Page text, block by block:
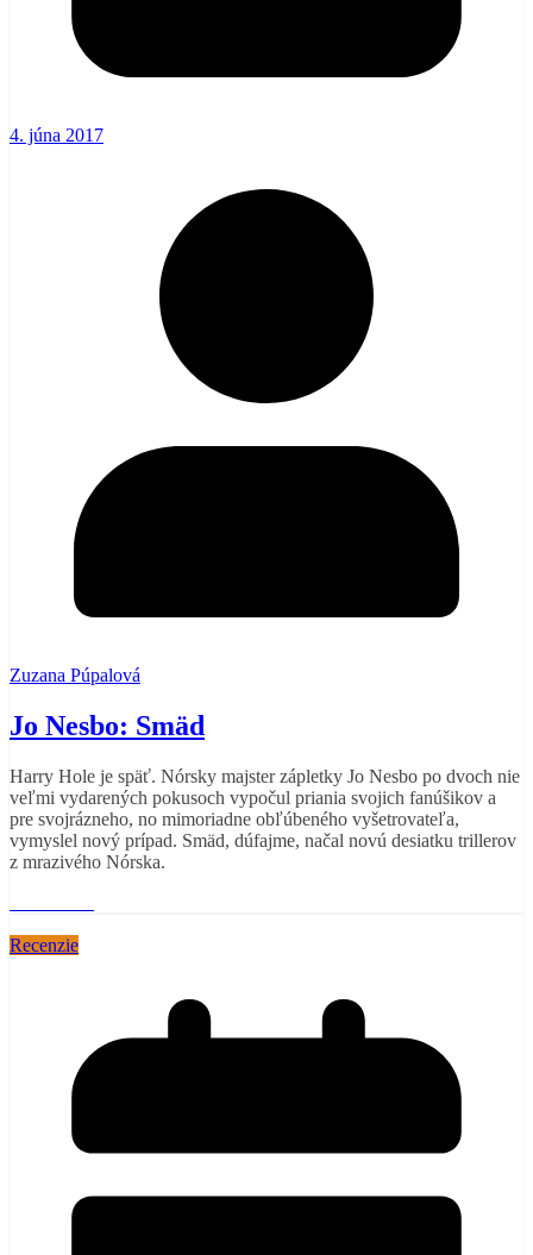
4. júna 2017
Zuzana Púpalová
Jo Nesbo: Smäd
Harry Hole je späť. Nórsky majster zápletky Jo Nesbo po dvoch nie
veľmi vydarených pokusoch vypočul priania svojich fanúšikov a
pre svojrázneho, no mimoriadne obľúbeného vyšetrovateľa,
vymyslel nový prípad. Smäd, dúfajme, načal novú desiatku trillerov
z mrazivého Nórska.
Recenzie